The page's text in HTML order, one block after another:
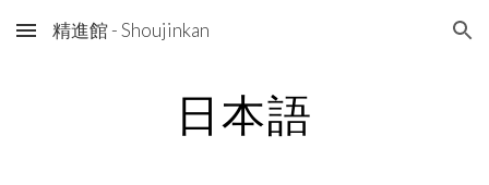
Skip to main content Skip to navigation
精進館 - Shoujinkan
日本語